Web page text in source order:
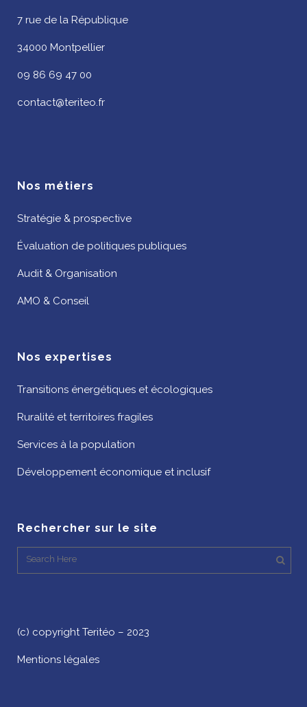
7 rue de la République
34000 Montpellier
09 86 69 47 00
contact@teriteo.fr
Nos métiers
Stratégie & prospective
Évaluation de politiques publiques
Audit & Organisation
AMO & Conseil
Nos expertises
Transitions énergétiques et écologiques
Ruralité et territoires fragiles
Services à la population
Développement économique et inclusif
Rechercher sur le site
(c) copyright Teritéo – 2023
Mentions légales